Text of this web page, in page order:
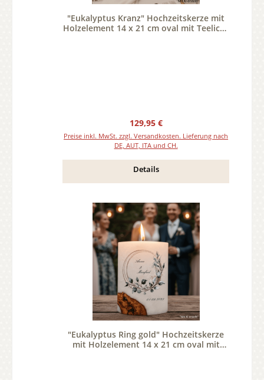
"Eukalyptus Kranz" Hochzeitskerze mit
Holzelement 14 x 21 cm oval mit Teelicht
Regulärer Preis:
129,95 €
Preise inkl. MwSt. zzgl. Versandkosten. Lieferung nach
DE, AUT, ITA und CH.
Details
"Eukalyptus Ring gold" Hochzeitskerze
mit Holzelement 14 x 21 cm oval mit